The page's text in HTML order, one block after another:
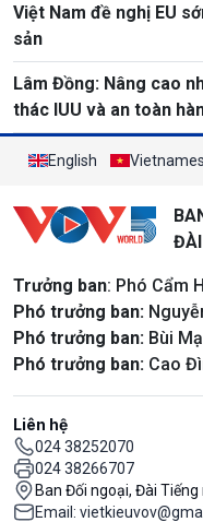
Việt Nam đề nghị EU
sản
Lâm Đồng: Nâng cao
thác IUU và an toàn
English
ĐÀI
Trưởng ban: Phó Cẩm
Phó trưởng ban:
Phó trưởng ban: Bùi
Phó trưởng ban: Cao
Liên hệ
024 38252070
024 38266707
Ban Đối ngoại, Đài Tiếng
Email: